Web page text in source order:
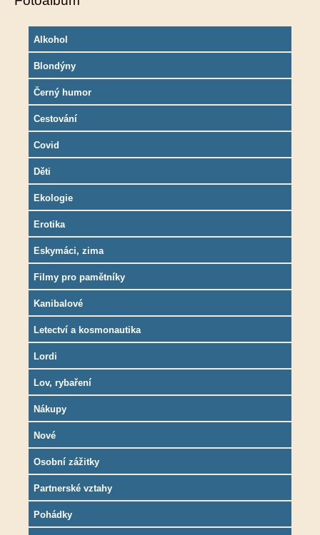
Alkohol
Blondýny
Černý humor
Cestování
Covid
Děti
Ekologie
Erotika
Eskymáci, zima
Filmy pro pamětníky
Kanibalové
Letectví a kosmonautika
Lordi
Lov, rybaření
Nákupy
Nové
Osobní zážitky
Partnerské vztahy
Pohádky